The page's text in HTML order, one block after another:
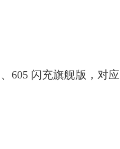
605 闪充旗舰版，对应